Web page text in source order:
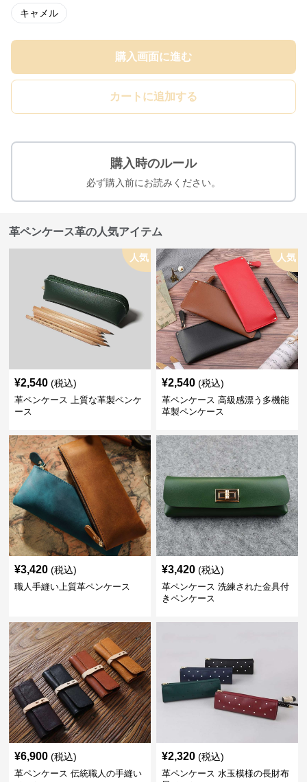
キャメル
購入画面に進む
カートに追加する
購入時のルール
必ず購入前にお読みください。
革ペンケース革の人気アイテム
人気
¥2,540 (税込)
革ペンケース 上質な革製ペンケ
ース
人気
¥2,540 (税込)
革ペンケース 高級感漂う多機能
革製ペンケース
¥3,420 (税込)
職人手縫い上質革ペンケース
¥3,420 (税込)
革ペンケース 洗練された金具付
きペンケース
¥6,900 (税込)
革ペンケース 伝統職人の手縫い
¥2,320 (税込)
革ペンケース 水玉模様の長財布